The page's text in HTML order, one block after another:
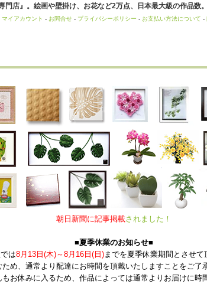
門店』。絵画や壁掛け、お花など2万点、日本最大級の作品
マイアカウント - お問合せ - プライバシーポリシー - お支払い方法について -
朝日新聞に記事掲載されました！
■夏季休業のお知らせ■
は8月13日(木)～8月16日(日)までを夏季休業期間とさせて
め、通常より配達にお時間を頂戴いたしますことをご了
お休みに入るため、作品によっては通常よりお届けに時